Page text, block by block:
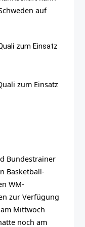
auf
zum Einsatz
Bundestrainer
Basketball-
WM-
zur Verfügung
Mittwoch
noch am